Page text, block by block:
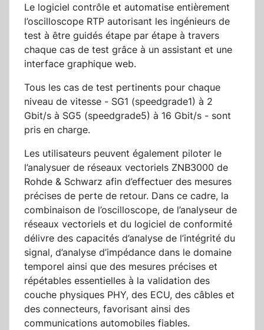
Le logiciel contrôle et automatise entièrement
l’oscilloscope RTP autorisant les ingénieurs de
test à être guidés étape par étape à travers
chaque cas de test grâce à un assistant et une
interface graphique web.
Tous les cas de test pertinents pour chaque
niveau de vitesse - SG1 (speedgrade1) à 2
Gbit/s à SG5 (speedgrade5) à 16 Gbit/s - sont
pris en charge.
Les utilisateurs peuvent également piloter le
l’analysuer de réseaux vectoriels ZNB3000 de
Rohde & Schwarz afin d’effectuer des mesures
précises de perte de retour. Dans ce cadre, la
combinaison de l’oscilloscope, de l’analyseur de
réseaux vectoriels et du logiciel de conformité
délivre des capacités d’analyse de l’intégrité du
signal, d’analyse d’impédance dans le domaine
temporel ainsi que des mesures précises et
répétables essentielles à la validation des
couche physiques PHY, des ECU, des câbles et
des connecteurs, favorisant ainsi des
communications automobiles fiables.